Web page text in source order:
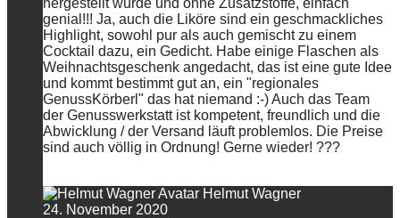
genial!!! Ja, auch die Liköre sind ein geschmackliches
Highlight, sowohl pur als auch gemischt zu einem
Cocktail dazu, ein Gedicht. Habe einige Flaschen als
Weihnachtsgeschenk angedacht, das ist eine gute Idee
und kommt bestimmt gut an, ein "regionales
GenussKörberl" das hat niemand :-) Auch das Team
der Genusswerkstatt ist kompetent, freundlich und die
Abwicklung / der Versand läuft problemlos. Die Preise
sind auch völlig in Ordnung! Gerne wieder! ???
Helmut Wagner
24. November 2020